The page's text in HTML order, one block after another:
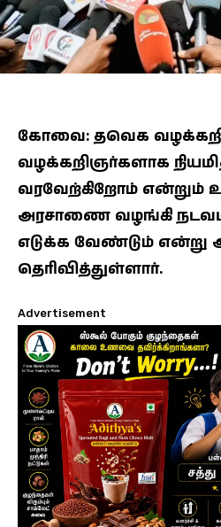
கோவை: தவெக
வழக்கறிஞர்களாக
வரவேற்கிறோம் என்றும்
அரசாணை வழங்கி
எடுக்க வேண்டும் என்று
தெரிவித்துள்ளார்.
Advertisement